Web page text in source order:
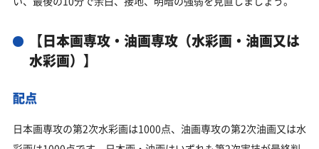
【日本画専攻・油画専攻（水彩画・油画又は
水彩画）】
配点
日本画専攻の第2次水彩画は1000点、油画専攻の第2次油画又は水